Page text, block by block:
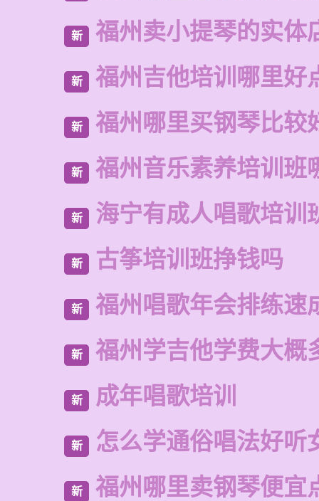
新 福州卖小提琴的实体
新 福州吉他培训哪里好
新 福州哪里买钢琴比较
新 福州音乐素养培训班
新 海宁有成人唱歌培训
新 古筝培训班挣钱吗
新 福州唱歌年会排练速
新 福州学吉他学费大概
新 成年唱歌培训
新 怎么学通俗唱法好听
新 福州哪里卖钢琴便宜